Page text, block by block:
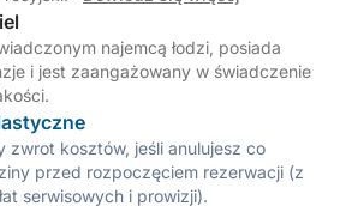
najemcą łodzi, posiada
i jest zaangażowany w świadczenie
zwrot kosztów, jeśli anulujesz co
przed rozpoczęciem rezerwacji (z
serwisowych i prowizji).